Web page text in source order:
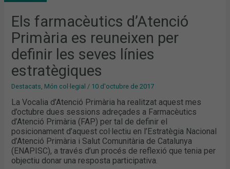
Els farmacèutics d’Atenció
Primària es reuneixen per
definir les seves línies
estratègiques
Destacats Món col·legial / 10 d'octubre de 2017
La Vocalia d’Atenció Primària ha realitzat aquest mes
d’octubre dues sessions adreçades a Farmacèutics
d’Atenció Primària (FAP) per tal de definir el
posicionament d’aquest col·lectiu en l’Estratègia Nacional
d’Atenció Primària i Salut Comunitària de Catalunya
(ENAPISC), a través d’un procés de reflexió que tenia per
objectiu donar una resposta participativa.
PER
LES
SEVES
LÍNIES
ESTRATÈGIQUES